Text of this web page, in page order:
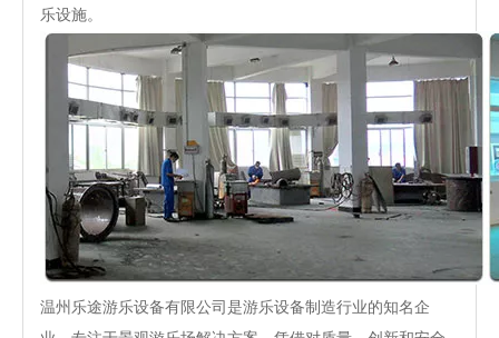
乐设施。
温州乐途游乐设备有限公司是游乐设备制造行业的知名企